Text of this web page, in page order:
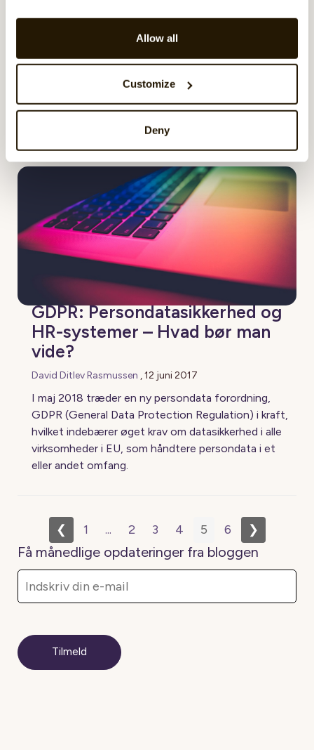
Allow all
Customize
Deny
som den første HR-chef i en
at opbygge en professionel
Human Resources-funktion:
job!
GDPR: Persondatasikkerhed og
HR-systemer – Hvad bør man
vide?
David Ditlev Rasmussen ,12 juni 2017
I maj 2018 træder en ny persondata forordning,
GDPR (General Data Protection Regulation) i kraft,
hvilket indebærer øget krav om datasikkerhed i alle
virksomheder i EU, som håndtere persondata i et
eller andet omfang.
❮ 1 ... 2 3 4 5 6 ❯
Få månedlige opdateringer fra bloggen